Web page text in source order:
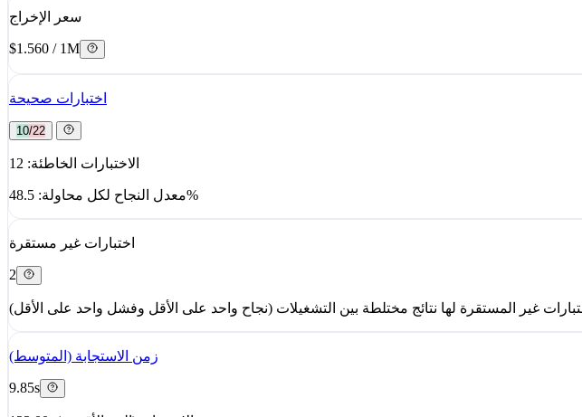
سعر الإخراج
$1.560 / 1M
اختبارات صحيحة
10/22
الاختبارات الخاطئة: 12
معدل النجاح لكل محاولة: 48.5%
اختبارات غير مستقرة
2
زمن الاستجابة (المتوسط)
9.85s